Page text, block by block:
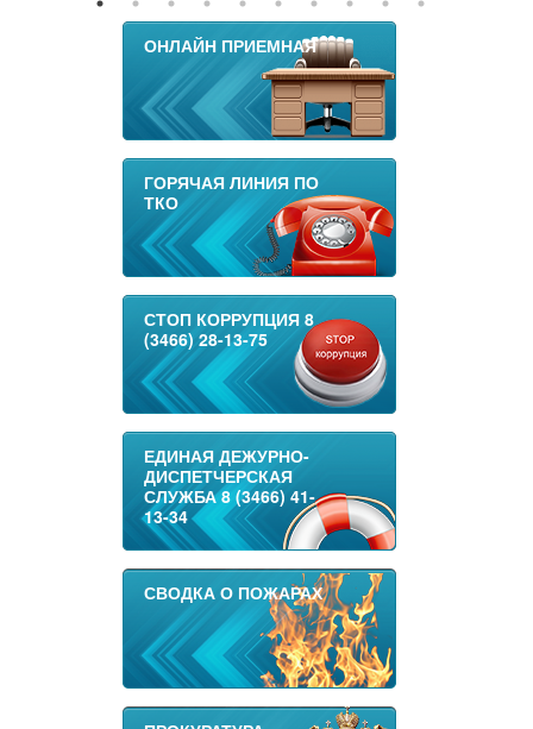
ОНЛАЙН ПРИЕМНАЯ
ГОРЯЧАЯ ЛИНИЯ ПО
ТКО
СТОП КОРРУПЦИЯ 8
(3466) 28-13-75
ЕДИНАЯ ДЕЖУРНО-
ДИСПЕТЧЕРСКАЯ
СЛУЖБА 8 (3466) 41-
13-34
СВОДКА О ПОЖАРАХ